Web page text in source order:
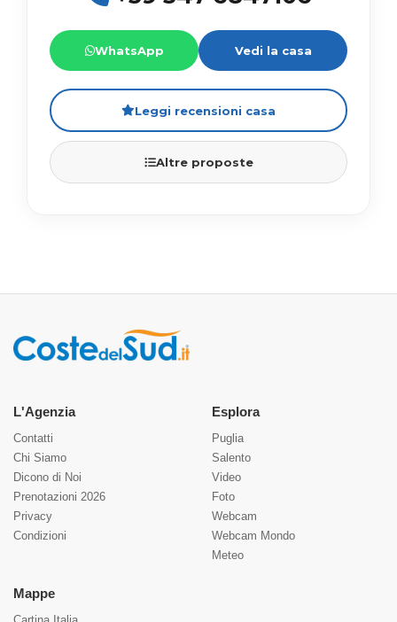
WhatsApp Vedi la casa
Leggi recensioni casa
Altre proposte
L'Agenzia
Contatti
Chi Siamo
Dicono di Noi
Prenotazioni 2026
Privacy
Condizioni
Esplora
Puglia
Salento
Video
Foto
Webcam
Webcam Mondo
Meteo
Mappe